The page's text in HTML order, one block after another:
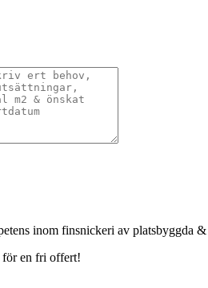
inom finsnickeri av
för en fri offert!